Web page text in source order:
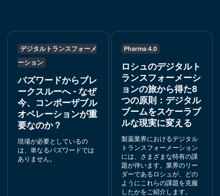
デジタルトランスフォーメ
ーション
バズワードからブレ
ークスルーへ - なぜ
今、コンポーザブル
オペレーションが重
要なのか？
現場が必要としているの
は、単なるバズワードでは
ありません。
Pharma 4.0
ロシュのデジタルト
ランスフォーメーシ
ョンの旅から得た8
つの原則：デジタル
ブームをスケーラブ
ルな現実に変える
製薬業界におけるデジタル
トランスフォーメーション
には、さまざまな特有の課
題が伴います。業界のリー
ダーであるロシュが、どの
ようにこれらの課題を克服
したかをご紹介します。